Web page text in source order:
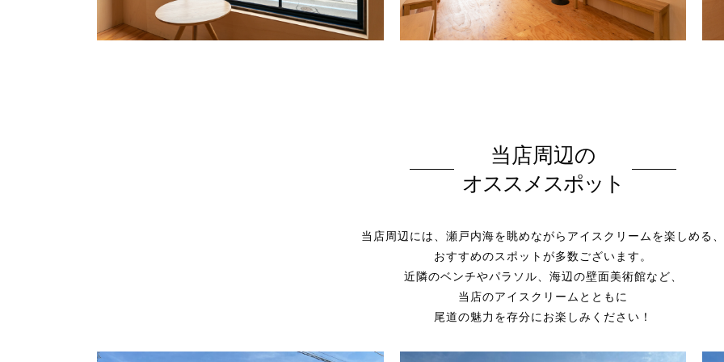
当店周辺の
オススメスポット
当店周辺には、瀬戸内海を眺めながらアイスクリームを楽しめる、
おすすめのスポットが多数ございます。
近隣のベンチやパラソル、海辺の壁面美術館など、
当店のアイスクリームとともに
尾道の魅力を存分にお楽しみください！